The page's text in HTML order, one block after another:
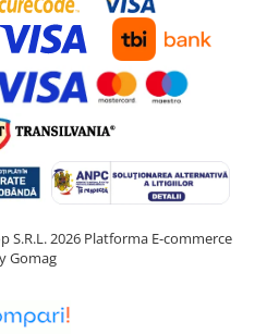
S.R.L. 2026 Platforma E-commerce
Gomag